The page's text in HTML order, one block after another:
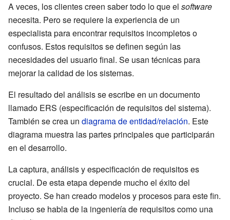
A veces, los clientes creen saber todo lo que el software
necesita. Pero se requiere la experiencia de un
especialista para encontrar requisitos incompletos o
confusos. Estos requisitos se definen según las
necesidades del usuario final. Se usan técnicas para
mejorar la calidad de los sistemas.
El resultado del análisis se escribe en un documento
llamado ERS (especificación de requisitos del sistema).
También se crea un diagrama de entidad/relación. Este
diagrama muestra las partes principales que participarán
en el desarrollo.
La captura, análisis y especificación de requisitos es
crucial. De esta etapa depende mucho el éxito del
proyecto. Se han creado modelos y procesos para este fin.
Incluso se habla de la ingeniería de requisitos como una